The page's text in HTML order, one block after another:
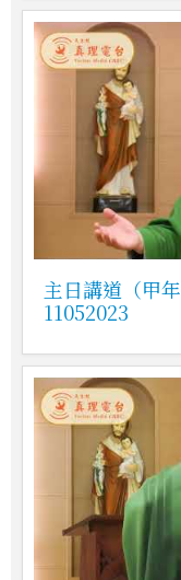
主日講道（甲
11052023